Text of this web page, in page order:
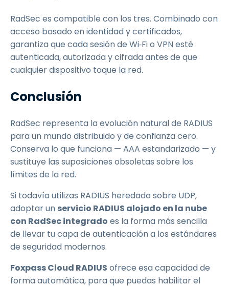
RadSec es compatible con los tres. Combinado con
acceso basado en identidad y certificados,
garantiza que cada sesión de Wi‑Fi o VPN esté
autenticada, autorizada y cifrada antes de que
cualquier dispositivo toque la red.
Conclusión
RadSec representa la evolución natural de RADIUS
para un mundo distribuido y de confianza cero.
Conserva lo que funciona — AAA estandarizado — y
sustituye las suposiciones obsoletas sobre los
límites de la red.
Si todavía utilizas RADIUS heredado sobre UDP,
adoptar un servicio RADIUS alojado en la nube
con RadSec integrado es la forma más sencilla
de llevar tu capa de autenticación a los estándares
de seguridad modernos.
Foxpass Cloud RADIUS ofrece esa capacidad de
forma automática, para que puedas habilitar el